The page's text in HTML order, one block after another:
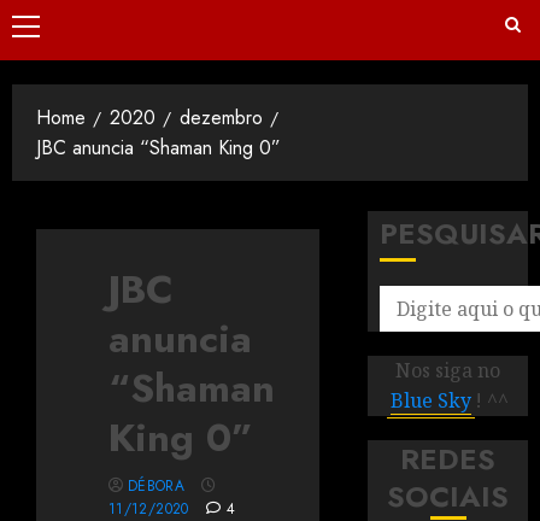
Home 2020
dezembro
JBC anuncia “Shaman King 0”
JBC
anuncia
“Shaman
King 0”
DÉBORA
11/12/2020
4
Nos siga no
Blue Sky ! ^^
REDES
SOCIAIS